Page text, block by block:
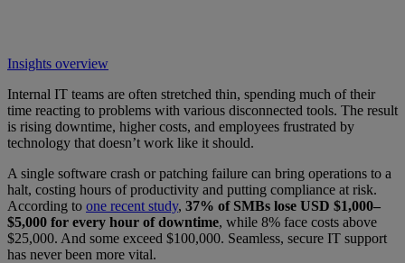
Insights overview
Internal IT teams are often stretched thin, spending much of their
time reacting to problems with various disconnected tools. The result
is rising downtime, higher costs, and employees frustrated by
technology that doesn’t work like it should.
A single software crash or patching failure can bring operations to a
halt, costing hours of productivity and putting compliance at risk.
According to one recent study, 37% of SMBs lose USD $1,000–
$5,000 for every hour of downtime, while 8% face costs above
$25,000. And some exceed $100,000. Seamless, secure IT support
has never been more vital.